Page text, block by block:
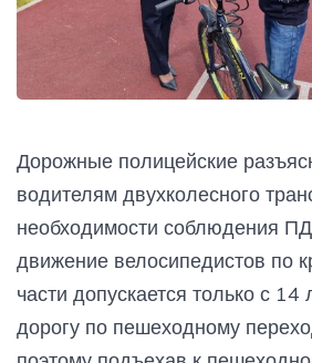
Дорожные полицейские
водителям двухколесного
необходимости соблюдения
движение велосипедистов по
части допускается только с 14
дорогу по пешеходному